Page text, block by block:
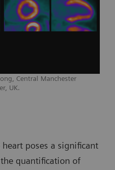
Central Manchester
UK.
poses a significant
quantification of